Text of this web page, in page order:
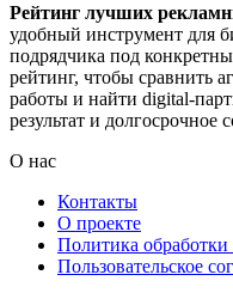
Рейтинг лучших
удобный инструмент для
подрядчика под
рейтинг, чтобы сравнить
работы и найти digital-
результат и долгосрочное
О нас
Контакты
О проекте
Политика
Пользовательское